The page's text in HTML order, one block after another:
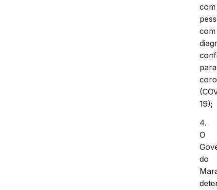
com
com
para
19);
4.
O
do